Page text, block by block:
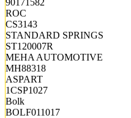
ROC
CS3143
STANDARD SPRINGS
ST120007R
MEHA AUTOMOTIVE
MH88318
ASPART
1CSP1027
Bolk
BOLF011017